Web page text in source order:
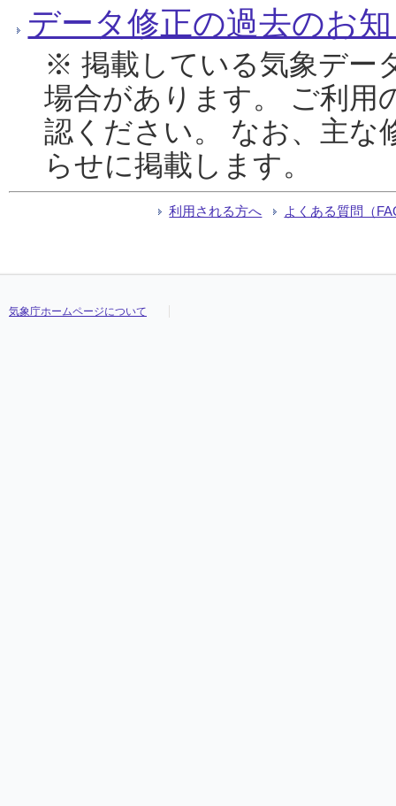
データ修正の過去のお
※ 掲載している気象デー
場合があります。 ご利用
認ください。 なお、主な
らせに掲載します。
利用される方へ よくある質問（
気象庁ホームページについて